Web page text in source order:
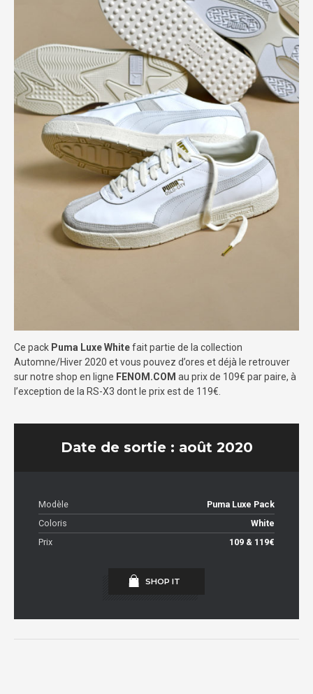
Ce pack Puma Luxe Whitefait partie de la collection
Automne/Hiver 2020 et vous pouvez d’ores et déjà le retrouver
sur notre shop en ligne FENOM.COM au prix de 109€ par paire, à
l’exception de la RS-X3 dont le prix est de 119€.
Date de sortie : août 2020
Modèle
Puma Luxe Pack
Coloris
White
Prix
109 & 119€
SHOP IT